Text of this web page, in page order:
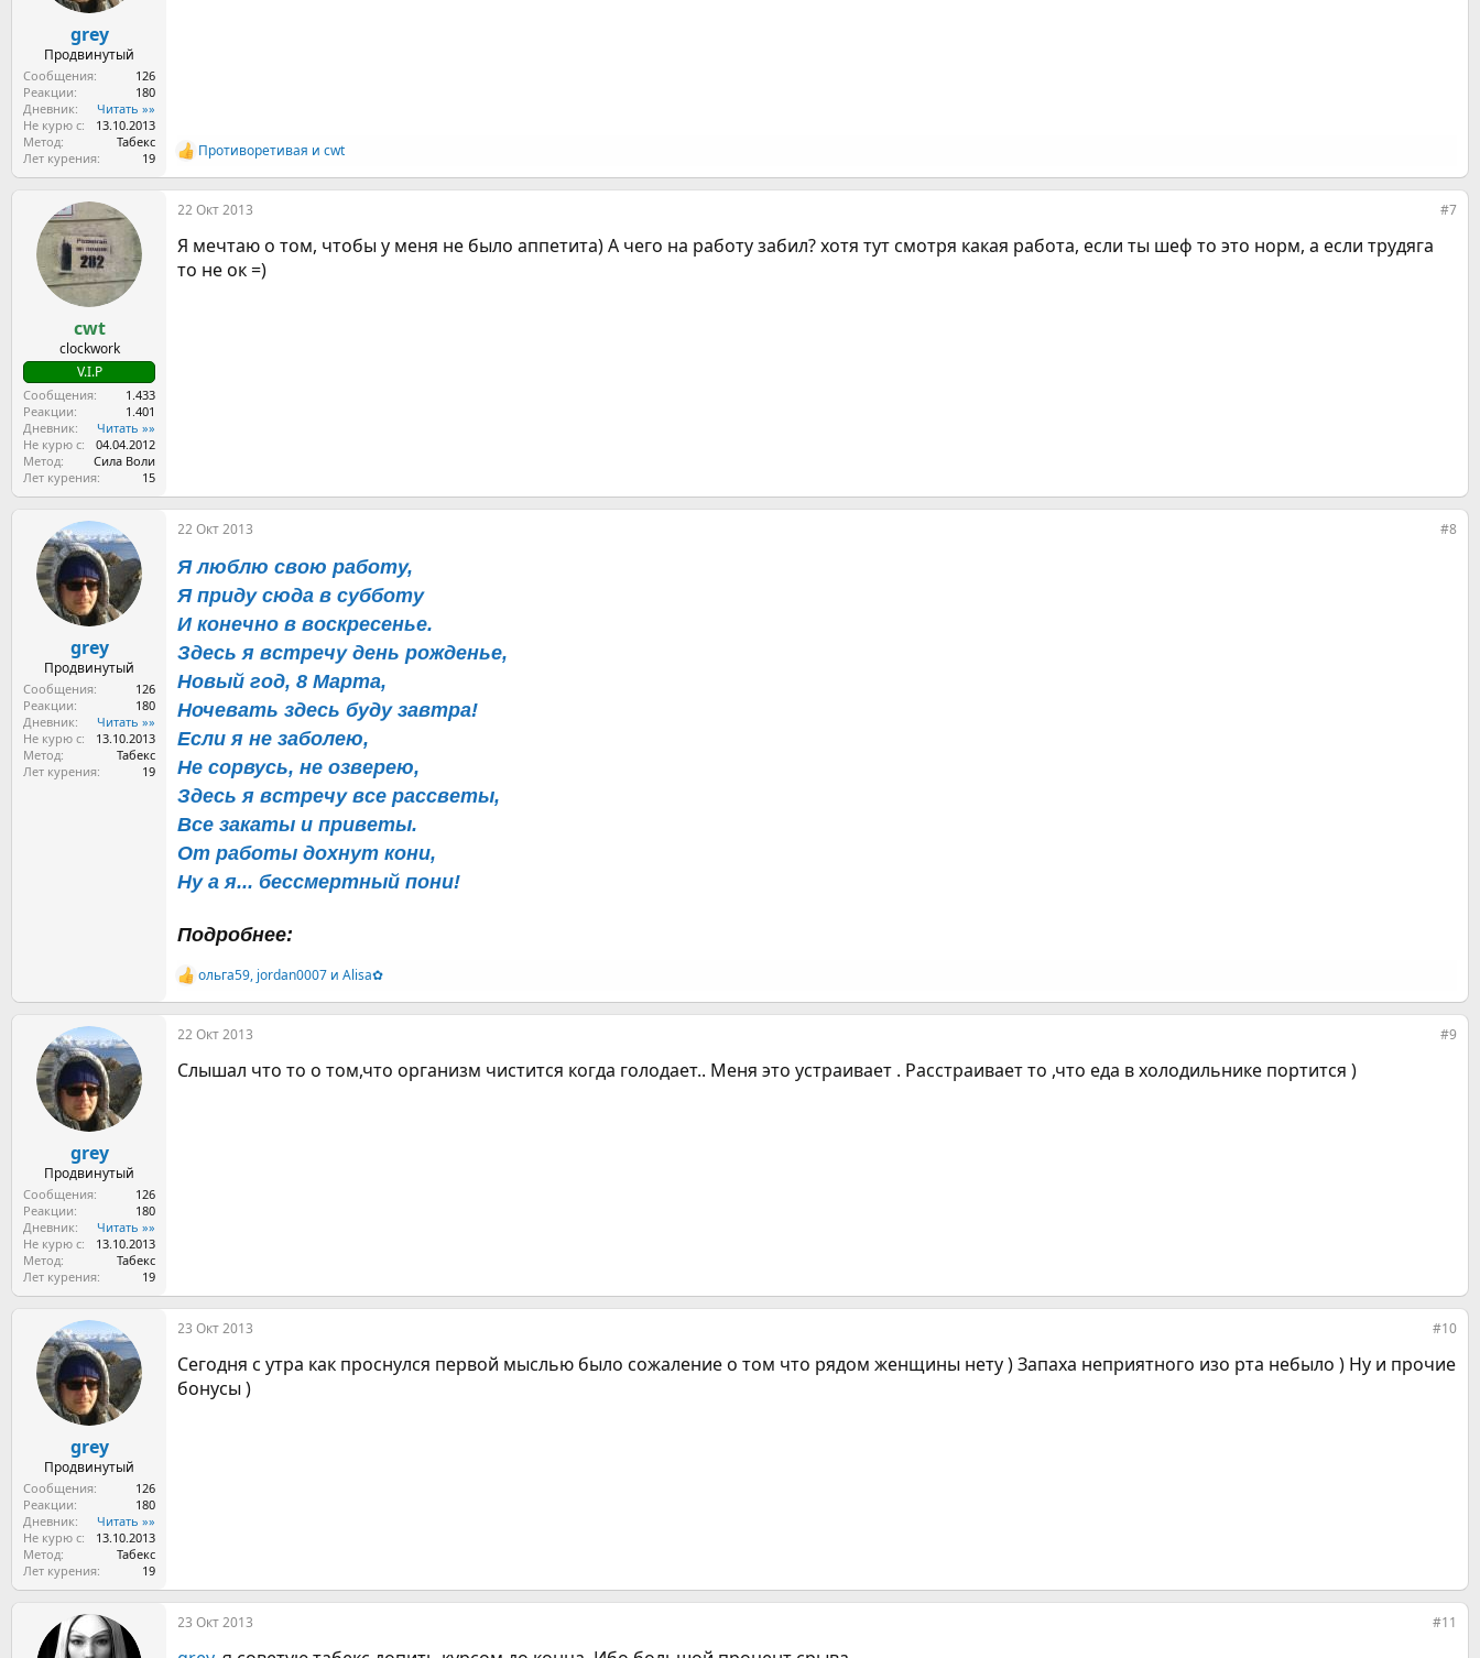
grey
Продвинутый
Сообщения
126
Реакции
180
Дневник
Читать »»
Не курю с
13.10.2013
Метод
Табекс
Лет курения
19
Р
е
а
к
и
и
Противоретивая и cwt
cwt
clockwork
V.I.P
Сообщения
1.433
Реакции
1.401
Дневник
Читать »»
Не курю с
04.04.2012
Метод
Сила Воли
Лет курения
15
22 Окт 2013 #7
Я мечтаю о том, чтобы у меня не было аппетита) А чего на работу забил? хотя тут смотря какая работа, если ты шеф то это норм, а если трудяга
то не ок =)
grey
Продвинутый
Сообщения
126
Реакции
180
Дневник
Читать »»
Не курю с
13.10.2013
Метод
Табекс
Лет курения
19
22 Окт 2013 #8
Я люблю свою работу,
Я приду сюда в субботу
И конечно в воскресенье.
Здесь я встречу день рожденье,
Новый год, 8 Марта,
Ночевать здесь буду завтра!
Если я не заболею,
Не сорвусь, не озверею,
Здесь я встречу все рассветы,
Все закаты и приветы.
От работы дохнут кони,
Ну а я... бессмертный пони!
Подробнее:
Р
е
а
к
и
ольга59, jordan0007 и Alisa✿
grey
Продвинутый
Сообщения
126
Реакции
180
Дневник
Читать »»
Не курю с
13.10.2013
Метод
Табекс
Лет курения
19
22 Окт 2013 #9
Слышал что то о том,что организм чистится когда голодает.. Меня это устраивает . Расстраивает то ,что еда в холодильнике портится )
grey
Продвинутый
Сообщения
126
Реакции
180
Дневник
Читать »»
Не курю с
13.10.2013
Метод
Табекс
Лет курения
19
23 Окт 2013 #10
Сегодня с утра как проснулся первой мыслью было сожаление о том что рядом женщины нету ) Запаха неприятного изо рта небыло ) Ну и прочие
бонусы )
23 Окт 2013 #11